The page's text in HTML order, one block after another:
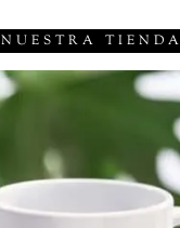
NUESTRA TIENDA